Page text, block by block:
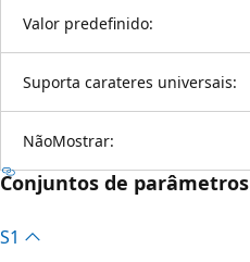
Valor predefinido:
Suporta carateres universais:
NãoMostrar:
Conjuntos de parâmetros
S1